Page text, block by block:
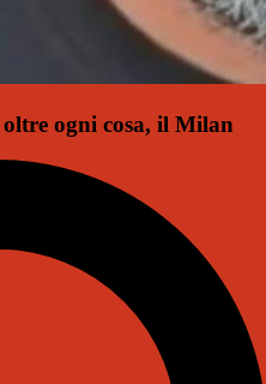
ogni cosa, il Milan